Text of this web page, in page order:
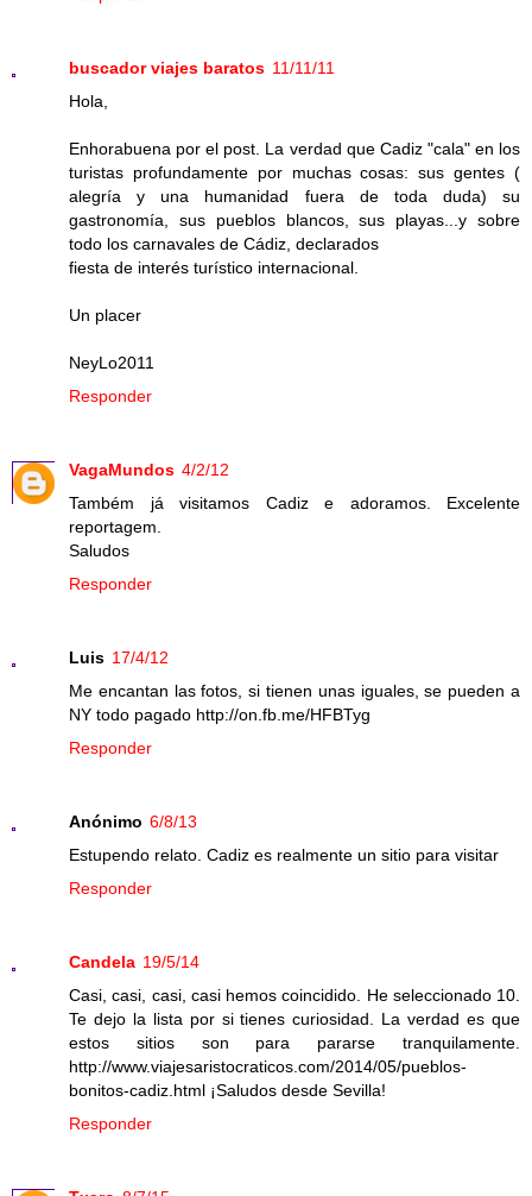
buscador viajes baratos 11/11/11
Hola,
Enhorabuena por el post. La verdad que Cadiz "cala" en los
turistas profundamente por muchas cosas: sus gentes (
alegría y una humanidad fuera de toda duda) su
gastronomía, sus pueblos blancos, sus playas...y sobre
todo los carnavales de Cádiz, declarados
fiesta de interés turístico internacional.
Un placer
NeyLo2011
Responder
VagaMundos 4/2/12
Também já visitamos Cadiz e adoramos. Excelente
reportagem.
Saludos
Responder
Luis 17/4/12
Me encantan las fotos, si tienen unas iguales, se pueden a
NY todo pagado http://on.fb.me/HFBTyg
Responder
Anónimo 6/8/13
Estupendo relato. Cadiz es realmente un sitio para visitar
Responder
Candela 19/5/14
Casi, casi, casi, casi hemos coincidido. He seleccionado 10.
Te dejo la lista por si tienes curiosidad. La verdad es que
estos sitios son para pararse tranquilamente.
http://www.viajesaristocraticos.com/2014/05/pueblos-
bonitos-cadiz.html ¡Saludos desde Sevilla!
Responder